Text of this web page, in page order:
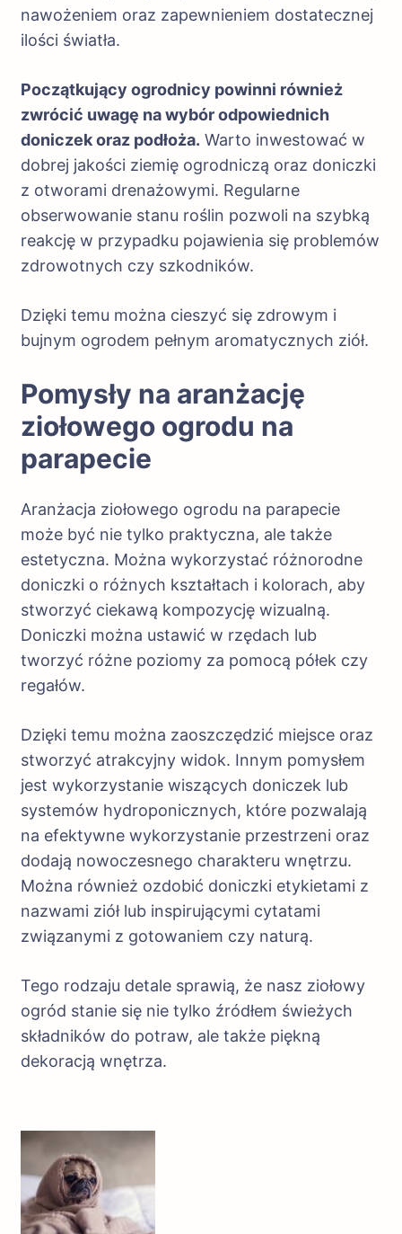
nawożeniem oraz zapewnieniem dostatecznej
ilości światła.
Początkujący ogrodnicy powinni również
zwrócić uwagę na wybór odpowiednich
doniczek oraz podłoża. Warto inwestować w
dobrej jakości ziemię ogrodniczą oraz doniczki
z otworami drenażowymi. Regularne
obserwowanie stanu roślin pozwoli na szybką
reakcję w przypadku pojawienia się problemów
zdrowotnych czy szkodników.
Dzięki temu można cieszyć się zdrowym i
bujnym ogrodem pełnym aromatycznych ziół.
Pomysły na aranżację
ziołowego ogrodu na
parapecie
Aranżacja ziołowego ogrodu na parapecie
może być nie tylko praktyczna, ale także
estetyczna. Można wykorzystać różnorodne
doniczki o różnych kształtach i kolorach, aby
stworzyć ciekawą kompozycję wizualną.
Doniczki można ustawić w rzędach lub
tworzyć różne poziomy za pomocą półek czy
regałów.
Dzięki temu można zaoszczędzić miejsce oraz
stworzyć atrakcyjny widok. Innym pomysłem
jest wykorzystanie wiszących doniczek lub
systemów hydroponicznych, które pozwalają
na efektywne wykorzystanie przestrzeni oraz
dodają nowoczesnego charakteru wnętrzu.
Można również ozdobić doniczki etykietami z
nazwami ziół lub inspirującymi cytatami
związanymi z gotowaniem czy naturą.
Tego rodzaju detale sprawią, że nasz ziołowy
ogród stanie się nie tylko źródłem świeżych
składników do potraw, ale także piękną
dekoracją wnętrza.
Nawigacja
wpisu